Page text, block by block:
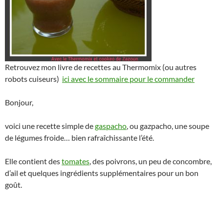
Retrouvez mon livre de recettes au Thermomix (ou autres
robots cuiseurs) ici avec le sommaire pour le commander
Bonjour,
voici une recette simple degaspacho, ou gazpacho, une soupe
de légumes froide… bien rafraîchissante l’été.
Elle contient destomates, des poivrons, un peu de concombre,
d’ail et quelques ingrédients supplémentaires pour un bon
goût.